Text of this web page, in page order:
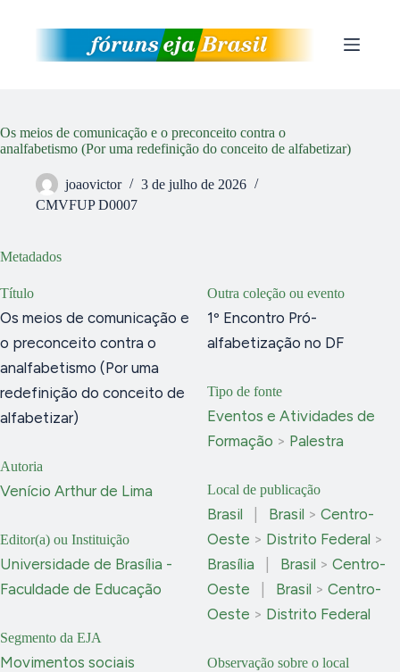
Os meios de comunicação e o preconceito contra o
analfabetismo (Por uma redefinição do conceito de alfabetizar)
joaovictor
3 de julho de 2026
CMVFUP D0007
Metadados
Título
Os meios de comunicação e
o preconceito contra o
analfabetismo (Por uma
redefinição do conceito de
alfabetizar)
Autoria
Venício Arthur de Lima
Editor(a) ou Instituição
Universidade de Brasília -
Faculdade de Educação
Segmento da EJA
Movimentos sociais
Outra coleção ou evento
1º Encontro Pró-
alfabetização no DF
Tipo de fonte
Eventos e Atividades de
Formação > Palestra
Local de publicação
Brasil Brasil > Centro-
Oeste > Distrito Federal >
Brasília
Brasil > Centro-
Oeste
Brasil > Centro-
Oeste > Distrito Federal
Observação sobre o local